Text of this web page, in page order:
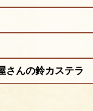
さんの鈴カステラ